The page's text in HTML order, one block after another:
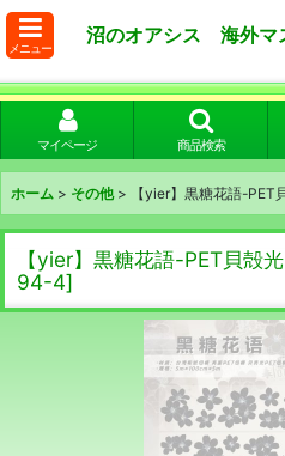
メニュー
沼のオアシス 海外マ
マイページ 商品検索
ホーム > その他 > 【yier】黒糖花語-PET
【yier】黒糖花語-PET貝殻
94-4]